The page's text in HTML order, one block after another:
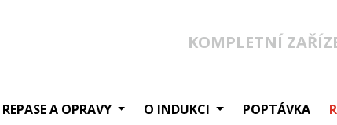
KOMPLETNÍ
REPASE A OPRAVY O INDUKCI POPTÁVKA